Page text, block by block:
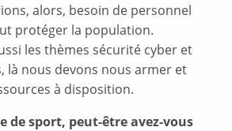
alors, besoin de personnel
protéger la population.
les thèmes sécurité cyber et
là nous devons nous armer et
à disposition.
de sport, peut-être avez-vous